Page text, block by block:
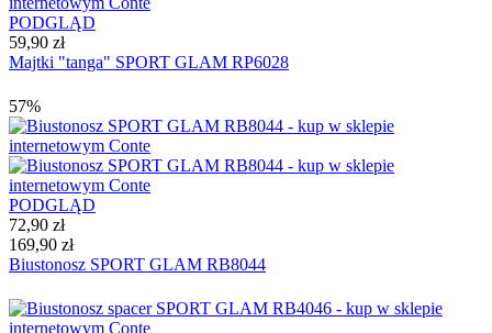
PODGLĄD
59,90 zł
Majtki "tanga" SPORT GLAM RP6028
57%
PODGLĄD
72,90 zł
169,90 zł
Biustonosz SPORT GLAM RB8044